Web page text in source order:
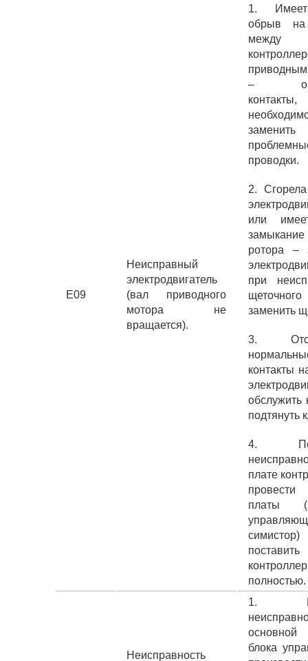
E09
Неисправный
электродвигатель
(вал приводного
мотора не
вращается).
1.
обрыв на
между
–
заменить
проводки.
2.
или
ротора –
при
заменить
3.
контакты
обслужить
подтянуть
4.
плате
платы
контроллер
полностью.
Неисправность
1.
блока